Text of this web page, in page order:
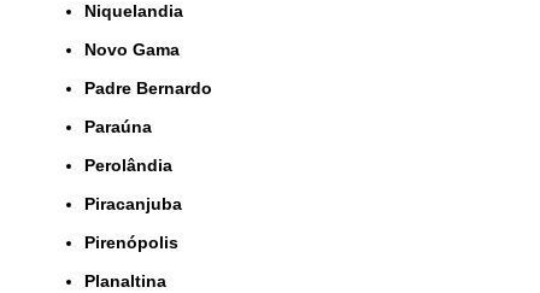
Niquelandia
Novo Gama
Padre Bernardo
Paraúna
Perolândia
Piracanjuba
Pirenópolis
Planaltina